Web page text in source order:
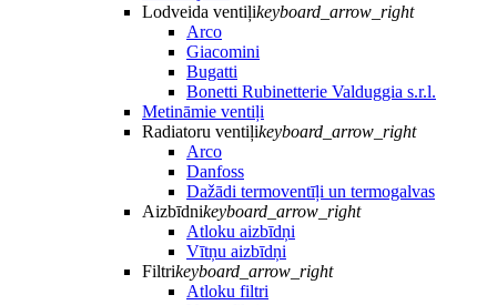
Lodveida ventiļikeyboard_arrow_right
Arco
Giacomini
Bugatti
Bonetti Rubinetterie Valduggia s.r.l.
Metināmie ventiļi
Radiatoru ventiļikeyboard_arrow_right
Arco
Danfoss
Dažādi termoventīļi un termogalvas
Aizbīdnikeyboard_arrow_right
Atloku aizbīdņi
Vītņu aizbīdņi
Filtrikeyboard_arrow_right
Atloku filtri